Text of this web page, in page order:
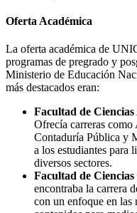
Oferta Académica
La oferta académica de
programas de pregrado y
Ministerio de Educación
más destacados eran:
Facultad de
Ofrecía carreras
Contaduría Pública y
a los estudiantes para
diversos sectores.
Facultad de
encontraba la carrera
con un enfoque en las